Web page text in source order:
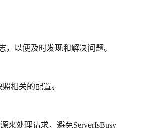
以便及时发现和解决问题。
相关的配置。
来处理请求，避免ServerIsBusy